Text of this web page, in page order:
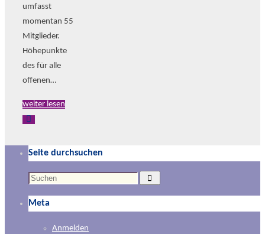
umfasst
momentan 55
Mitglieder.
Höhepunkte
des für alle
offenen…
weiter lesen
Seite durchsuchen
Suchen
Suchen
Meta
Anmelden